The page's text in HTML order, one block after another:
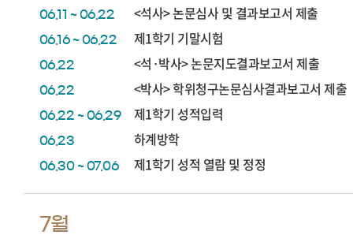
06.11 ~ 06.22 <석사> 논문심사 및 결과보고서 제출
06.16 ~ 06.22 제1학기 기말시험
06.22 <석·박사> 논문지도결과보고서 제출
06.22 <박사> 학위청구논문심사결과보고서 제출
06.22 ~ 06.29 제1학기 성적입력
06.23 하계방학
06.30 ~ 07.06 제1학기 성적 열람 및 정정
7월